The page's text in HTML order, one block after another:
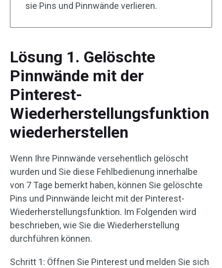
sie Pins und Pinnwände verlieren.
Lösung 1. Gelöschte
Pinnwände mit der
Pinterest-
Wiederherstellungsfunktion
wiederherstellen
Wenn Ihre Pinnwände versehentlich gelöscht
wurden und Sie diese Fehlbedienung innerhalbe
von 7 Tage bemerkt haben, können Sie gelöschte
Pins und Pinnwände leicht mit der Pinterest-
Wiederherstellungsfunktion. Im Folgenden wird
beschrieben, wie Sie die Wiederherstellung
durchführen können.
Schritt 1: Öffnen Sie Pinterest und melden Sie sich